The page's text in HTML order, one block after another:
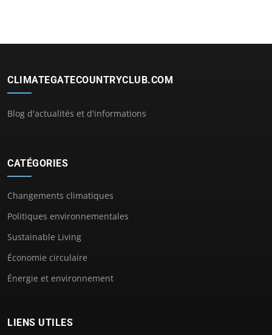
CLIMATEGATECOUNTRYCLUB.COM
Blog d'actualités et d'informations
CATÉGORIES
Changements climatiques
Politiques environnementales
Sustainable Living
Économie circulaire
Énergie et environnement
LIENS UTILES